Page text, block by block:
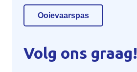
Ooievaarspas
Volg ons graag!